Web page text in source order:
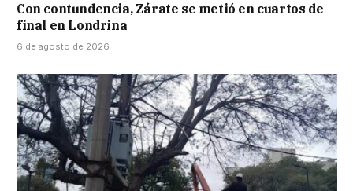
Con contundencia, Zárate se metió en cuartos de
final en Londrina
6 de agosto de 2026